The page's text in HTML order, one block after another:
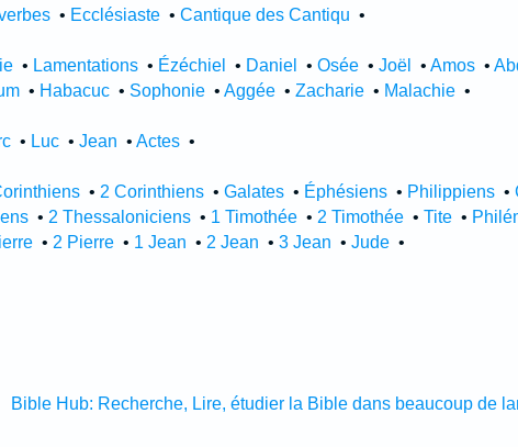
• Ecclésiaste • Cantique des Cantiqu •
• Lamentations • Ézéchiel • Daniel • Osée • Joël • Amos •
• Habacuc • Sophonie • Aggée • Zacharie • Malachie •
• Luc • Jean • Actes •
• 2 Corinthiens • Galates • Éphésiens • Philippiens •
• 2 Thessaloniciens • 1 Timothée • 2 Timothée • Tite •
• 2 Pierre • 1 Jean • 2 Jean • 3 Jean • Jude •
Bible Hub: Recherche, Lire, étudier la Bible dans beaucoup de